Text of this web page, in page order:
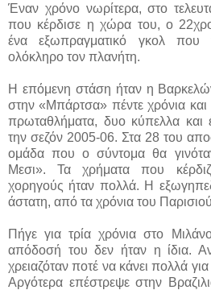
Έναν χρόνο νωρίτερα, στο
που κέρδισε η χώρα του, ο
ένα εξωπραγματικό γκολ
ολόκληρο τον πλανήτη.
Η επόμενη στάση ήταν η
στην «Μπάρτσα» πέντε χρόνια
πρωταθλήματα, δυο κύπελλα και
την σεζόν 2005-06. Στα 28 του
ομάδα που ο σύντομα θα
Μεσι». Τα χρήματα που
χορηγούς ήταν πολλά. Η
άστατη, από τα χρόνια του
Πήγε για τρία χρόνια στο
απόδοσή του δεν ήταν η ίδια.
χρειαζόταν ποτέ να κάνει πολλά
Αργότερα επέστρεψε στην